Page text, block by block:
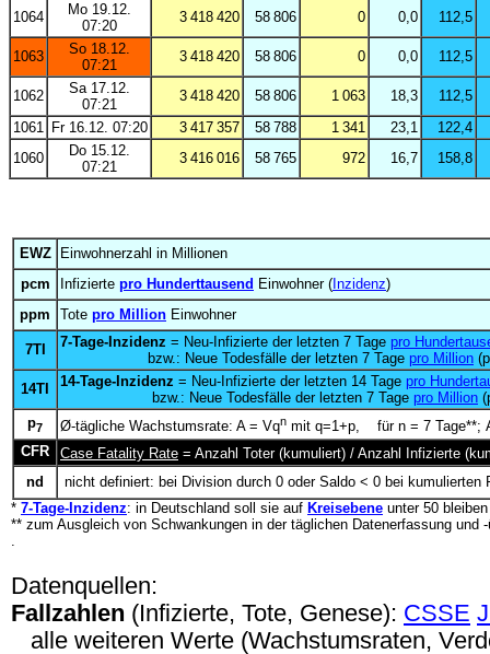
1064
Mo 19.12.
07:20
3 418 420 58 806 0 0,0 112,5
1063
So 18.12.
07:21
3 418 420 58 806 0 0,0 112,5
1062
Sa 17.12.
07:21
3 418 420 58 806 1 063 18,3
112,5
1061 Fr 16.12. 07:20 3 417 357 58 788 1 341 23,1
122,4
1060
Do 15.12.
07:21
3 416 016 58 765 972 16,7 158,8
EWZ
Einwohnerzahl in Millionen
pcm
Infizierte pro Hunderttausend Einwohner ( Inzidenz)
ppm
Tote pro Million Einwohner
7TI 7-Tage-Inzidenz = Neu-Infizierte der letzten 7 Tage pro
bzw.: Neue Todesfälle der letzten 7 Tage pro Million
14TI
14-Tage-Inzidenz = Neu-Infizierte der letzten 14 Tage pro
bzw.: Neue Todesfälle der letzten 7 Tage pro Million
p7 Ø-tägliche Wachstumsrate: A = Vqn mit q=1+p, für n = 7 Tage**;
CFR
Case Fatality Rate = Anzahl Toter (kumuliert) / Anzahl Infizierte
nd
nicht definiert: bei Division durch 0 oder Saldo < 0 bei kumulierten
* 7-Tage-Inzidenz: in Deutschland soll sie auf Kreisebene unter 50
** zum Ausgleich von Schwankungen in der täglichen Datenerfassung und
.
Datenquellen:
Fallzahlen (Infizierte, Tote, Genese): CSSE
alle weiteren Werte (Wachstumsraten,